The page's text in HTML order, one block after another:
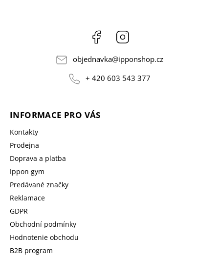
Facebook
objednavka@ipponshop.cz
+ 420 603 543 377
INFORMACE PRO VÁS
Kontakty
Prodejna
Doprava a platba
Ippon gym
Predávané značky
Reklamace
GDPR
Obchodní podmínky
Hodnotenie obchodu
B2B program